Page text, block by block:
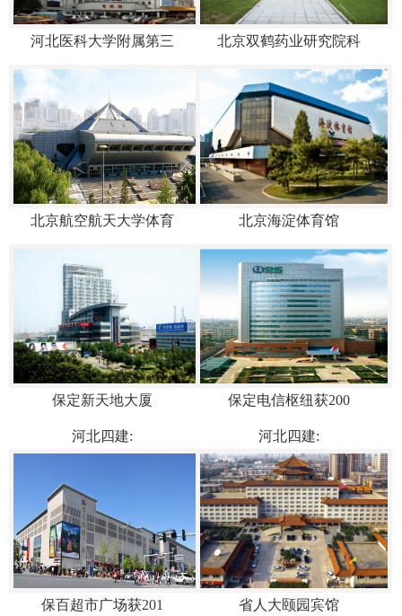
河北医科大学附属第三 北京双鹤药业研究院科
北京航空航天大学体育 北京海淀体育馆
保定新天地大厦 保定电信枢纽获200
河北四建:
保百超市广场获201
河北四建:
省人大颐园宾馆